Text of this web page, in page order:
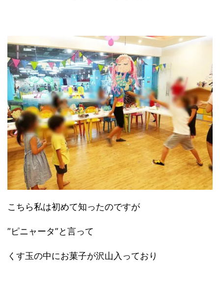
こちら私は初めて知ったのですが
”ピニャータ”と言って
くす玉の中にお菓子が沢山入っており